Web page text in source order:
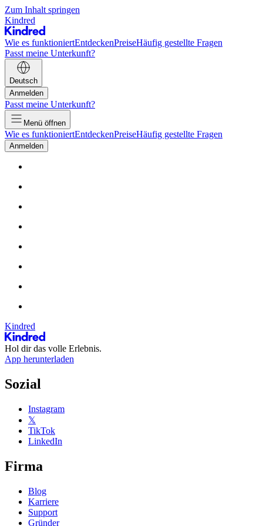
Zum Inhalt springen
Kindred
Wie es funktioniertEntdeckenPreiseHäufig gestellte Fragen
Passt meine Unterkunft?
Deutsch
Anmelden
Passt meine Unterkunft?
Menü öffnen
Wie es funktioniertEntdeckenPreiseHäufig gestellte Fragen
Anmelden
Kindred
Hol dir das volle Erlebnis.
App herunterladen
Sozial
Instagram
𝕏
TikTok
LinkedIn
Firma
Blog
Karriere
Support
Gründer